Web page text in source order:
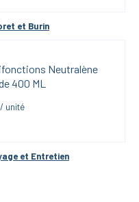
et Burin
Neutralène
400 ML
/ unité
et Entretien